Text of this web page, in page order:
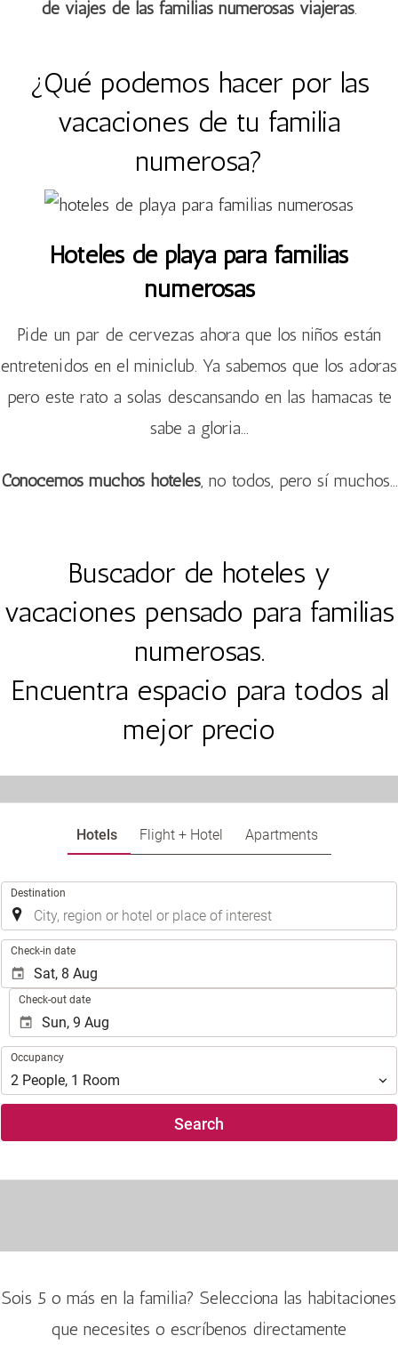
de viajes de las familias numerosas viajeras.
¿Qué podemos hacer por las
vacaciones de tu familia
numerosa?
Hoteles de playa para familias
numerosas
Pide un par de cervezas ahora que los niños están
entretenidos en el miniclub. Ya sabemos que los adoras
pero este rato a solas descansando en las hamacas te
sabe a gloria…
Conocemos muchos hoteles, no todos, pero sí muchos…
Buscador de hoteles y
vacaciones pensado para familias
numerosas.
Encuentra espacio para todos al
mejor precio
Sois 5 o más en la familia? Selecciona las habitaciones
que necesites o escríbenos directamente